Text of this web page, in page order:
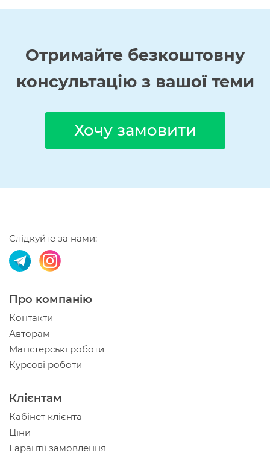
Отримайте безкоштовну
консультацію з вашої теми
Хочу замовити
Слідкуйте за нами:
Про компанію
Контакти
Авторам
Магістерські роботи
Курсові роботи
Клієнтам
Кабінет клієнта
Ціни
Гарантії замовлення